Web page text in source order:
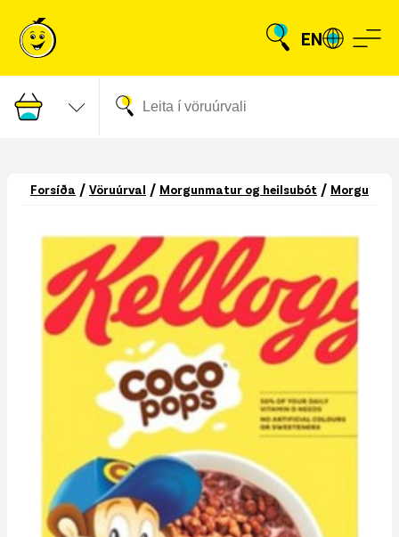
EN
Forsíða / Vöruúrval / Morgunmatur og heilsubót /